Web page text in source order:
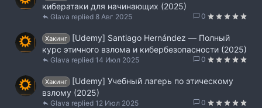
кибератаки для начинающих (2025)
0
8 Авг 2025
Glava
Хакинг
[Udemy] Santiago Hernández ― Полный
курс этичного взлома и кибербезопасности (2025)
0
14 Июл 2025
Glava
Хакинг
[Udemy] Учебный лагерь по этическому
взлому (2025)
0
12 Июл 2025
Glava